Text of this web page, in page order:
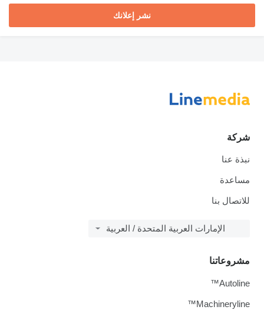
نشر إعلانك
شركة
نبذة عنا
مساعدة
للاتصال بنا
الإمارات العربية المتحدة / العربية
مشروعاتنا
Autoline™
Machineryline™